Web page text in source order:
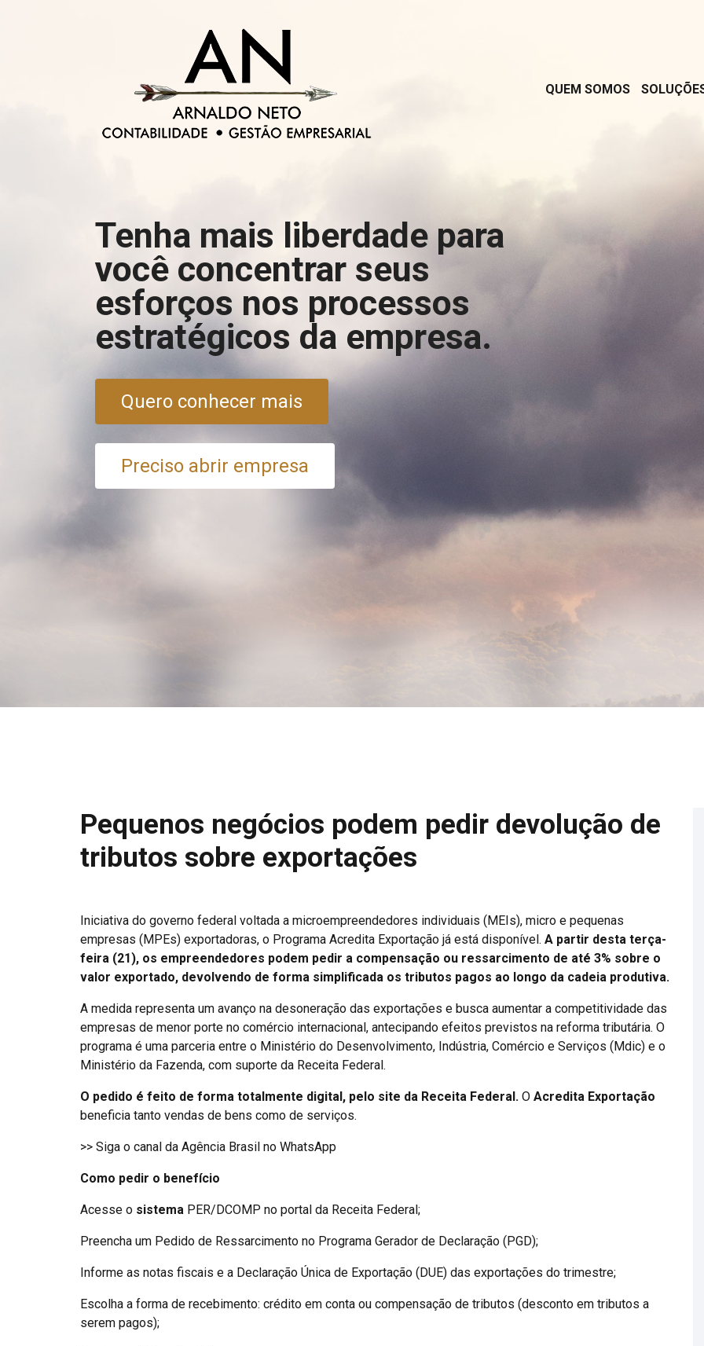
QUEM SOMOS
Tenha mais liberdade para
você concentrar seus
esforços nos processos
estratégicos da empresa.
Quero conhecer mais
Preciso abrir empresa
Pequenos negócios podem pedir devolução de
tributos sobre exportações
Iniciativa do governo federal voltada a microempreendedores individuais (MEIs), micro e pequenas
empresas (MPEs) exportadoras, o Programa Acredita Exportação já está disponível. A partir desta terça-
feira (21), os empreendedores podem pedir a compensação ou ressarcimento de até 3% sobre o
valor exportado, devolvendo de forma simplificada os tributos pagos ao longo da cadeia produtiva.
A medida representa um avanço na desoneração das exportações e busca aumentar a competitividade das
empresas de menor porte no comércio internacional, antecipando efeitos previstos na reforma tributária. O
programa é uma parceria entre o Ministério do Desenvolvimento, Indústria, Comércio e Serviços (Mdic) e o
Ministério da Fazenda, com suporte da Receita Federal.
O pedido é feito de forma totalmente digital, pelo site da Receita Federal. O Acredita Exportação
beneficia tanto vendas de bens como de serviços.
>> Siga o canal da Agência Brasil no WhatsApp
Como pedir o benefício
Acesse o sistema PER/DCOMP no portal da Receita Federal;
Preencha um Pedido de Ressarcimento no Programa Gerador de Declaração (PGD);
Informe as notas fiscais e a Declaração Única de Exportação (DUE) das exportações do trimestre;
Escolha a forma de recebimento: crédito em conta ou compensação de tributos (desconto em tributos a
serem pagos);